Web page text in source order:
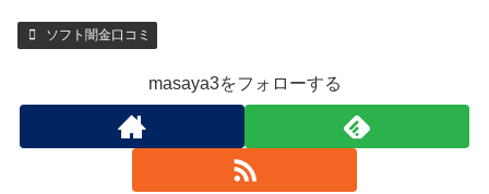
ソフト闇金口コミ
masaya3をフォローする